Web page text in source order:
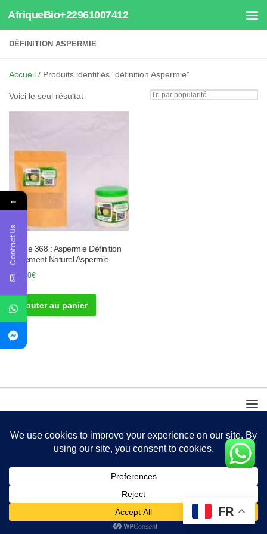
Au dessous du contenu
AfriqueBio+22961007412
DÉFINITION ASPERMIE
Accueil / Produits identifiés “définition Aspermie”
Voici le seul résultat
Tisane 368 : Aspermie Définition
Traitement Naturel Aspermie
310.00€
Ajouter au panier
FR
←
Contact Us